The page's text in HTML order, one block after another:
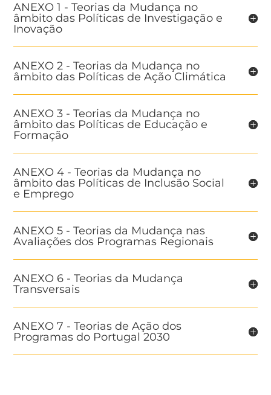
ANEXO 1 - Teorias da Mudança no
âmbito das Políticas de Investigação e
Inovação
ANEXO 2 - Teorias da Mudança no
âmbito das Políticas de Ação Climática
ANEXO 3 - Teorias da Mudança no
âmbito das Políticas de Educação e
Formação
ANEXO 4 - Teorias da Mudança no
âmbito das Políticas de Inclusão Social
e Emprego
ANEXO 5 - Teorias da Mudança nas
Avaliações dos Programas Regionais
ANEXO 6 - Teorias da Mudança
Transversais
ANEXO 7 - Teorias de Ação dos
Programas do Portugal 2030